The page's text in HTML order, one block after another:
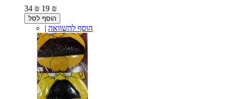
34 ₪ 19 ₪
הוסף לסל
| הוסף להשוואה